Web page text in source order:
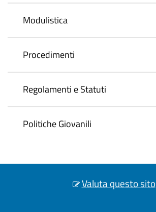
Modulistica
Procedimenti
Regolamenti e Statuti
Politiche Giovanili
Valuta questo sito